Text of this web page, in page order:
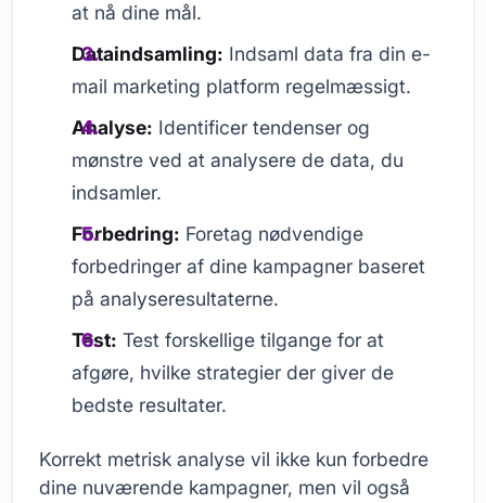
at nå dine mål.
Dataindsamling: Indsaml data fra din e-
mail marketing platform regelmæssigt.
Analyse: Identificer tendenser og
mønstre ved at analysere de data, du
indsamler.
Forbedring: Foretag nødvendige
forbedringer af dine kampagner baseret
på analyseresultaterne.
Test: Test forskellige tilgange for at
afgøre, hvilke strategier der giver de
bedste resultater.
Korrekt metrisk analyse vil ikke kun forbedre
dine nuværende kampagner, men vil også